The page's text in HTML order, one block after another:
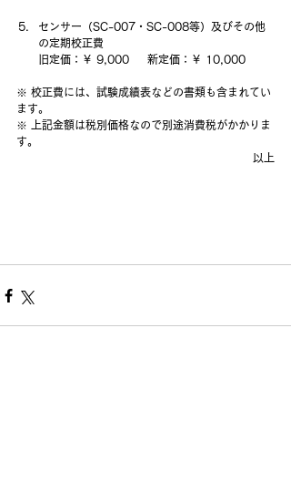
センサー（SC-007・SC-008等）及びその他
の定期校正費
旧定価：￥ 9,000     新定価：￥ 10,000
※ 校正費には、試験成績表などの書類も含まれてい
ます。
※ 上記金額は税別価格なので別途消費税がかかりま
す。
以上